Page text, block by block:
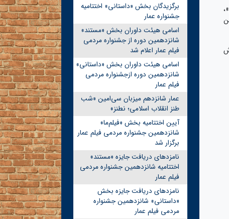
برگزیدگان بخش «داستانی» اختتامیه
جشنواره عمار
اسامی هیئت داوران بخش «مستند»
شانزدهمین دوره از جشنواره مردمی
فیلم عمار اعلام شد
اسامی هیئت داوران بخش «داستانی»
شانزدهمین دوره ازجشنواره مردمی
فیلم عمار
عمار شانزدهم میزبان سی‌امین «شب
طنز انقلاب اسلامی؛ نطنز»
آیین اختتامیه بخش «فیلم‌ما»
شانزدهمین جشنواره مردمی فیلم عمار
برگزار شد
نامزدهای دریافت جایزه «مستند»
اختتامیه شانزدهمین جشنواره مردمی
فیلم عمار
نامزدهای دریافت جایزه بخش
«داستانی» شانزدهمین جشنواره
مردمی فیلم عمار